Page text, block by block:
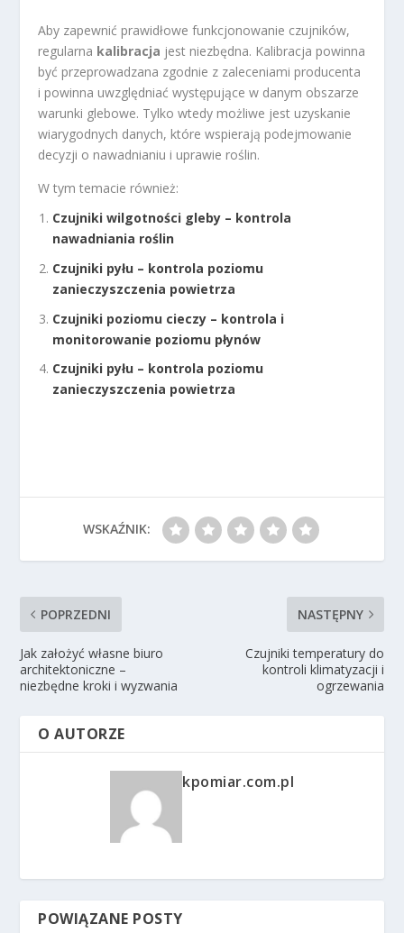
Aby zapewnić prawidłowe funkcjonowanie czujników,
regularna kalibracja jest niezbędna. Kalibracja powinna
być przeprowadzana zgodnie z zaleceniami producenta
i powinna uwzględniać występujące w danym obszarze
warunki glebowe. Tylko wtedy możliwe jest uzyskanie
wiarygodnych danych, które wspierają podejmowanie
decyzji o nawadnianiu i uprawie roślin.
W tym temacie również:
Czujniki wilgotności gleby – kontrola
nawadniania roślin
Czujniki pyłu – kontrola poziomu
zanieczyszczenia powietrza
Czujniki poziomu cieczy – kontrola i
monitorowanie poziomu płynów
Czujniki pyłu – kontrola poziomu
zanieczyszczenia powietrza
WSKAŹNIK:
POPRZEDNI
Jak założyć własne biuro
architektoniczne –
niezbędne kroki i wyzwania
NASTĘPNY
Czujniki temperatury do
kontroli klimatyzacji i
ogrzewania
O AUTORZE
kpomiar.com.pl
POWIĄZANE POSTY